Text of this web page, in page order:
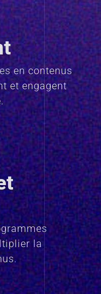
en contenus
et engagent
la